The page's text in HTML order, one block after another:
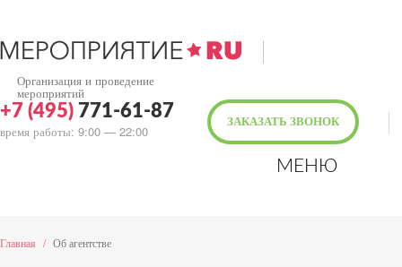
Организация и проведение
мероприятий
+7 (495) 771-61-87
время работы: 9:00 — 22:00
ЗАКАЗАТЬ ЗВОНОК
МЕНЮ
Главная / Об агентстве